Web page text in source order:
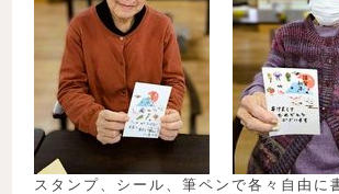
スタンプ、シール、筆ペンで各々自由に